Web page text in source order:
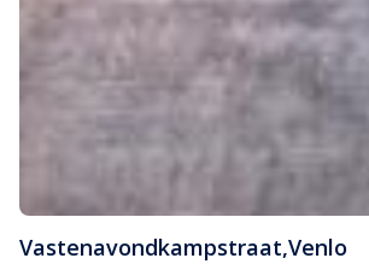
Vastenavondkampstraat,Venlo